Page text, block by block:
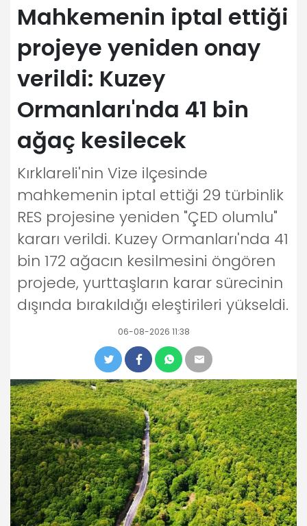
Mahkemenin iptal ettiği
projeye yeniden onay
verildi: Kuzey
Ormanları'nda 41 bin
ağaç kesilecek
Kırklareli'nin Vize ilçesinde
mahkemenin iptal ettiği 29 türbinlik
RES projesine yeniden "ÇED olumlu"
kararı verildi. Kuzey Ormanları'nda 41
bin 172 ağacın kesilmesini öngören
projede, yurttaşların karar sürecinin
dışında bırakıldığı eleştirileri yükseldi.
06-08-2026 11:38